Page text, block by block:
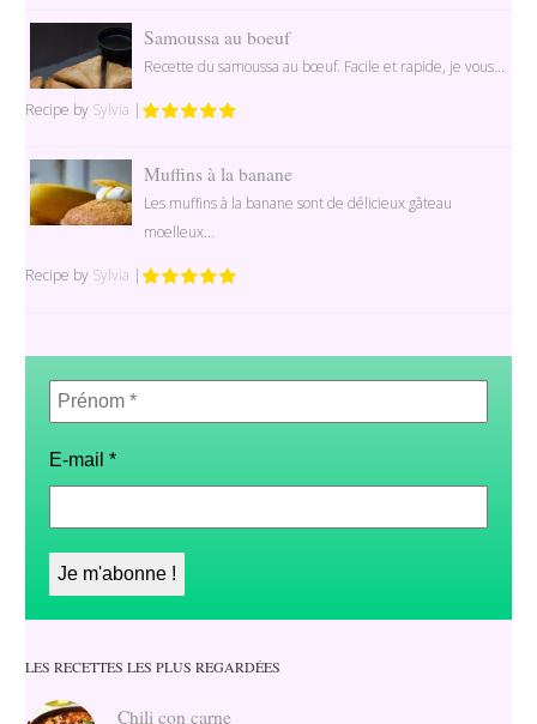
Samoussa au boeuf
Recette du samoussa au bœuf. Facile et rapide, je vous...
Recipe by Sylvia |
Muffins à la banane
Les muffins à la banane sont de délicieux gâteau
moelleux...
Recipe by Sylvia |
Prénom
E-mail*
LES RECETTES LES PLUS REGARDÉES
Chili con carne